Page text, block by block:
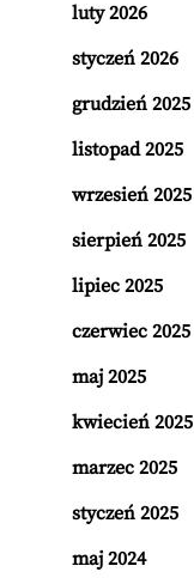
luty 2026
styczeń 2026
grudzień 2025
listopad 2025
wrzesień 2025
sierpień 2025
lipiec 2025
czerwiec 2025
maj 2025
kwiecień 2025
marzec 2025
styczeń 2025
maj 2024